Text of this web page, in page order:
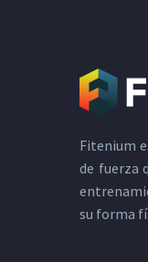
Fitenium
de fuerza
su forma